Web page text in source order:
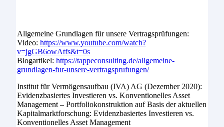
Allgemeine Grundlagen für unsere Vertragsprüfungen:
Video: https://www.youtube.com/watch?
v=jgGB6owAtfs&t=0s
Blogartikel: https://tappeconsulting.de/allgemeine-
grundlagen-fur-unsere-vertragsprufungen/
Institut für Vermögensaufbau (IVA) AG (Dezember 2020):
Evidenzbasiertes Investieren vs. Konventionelles Asset
Management – Portfoliokonstruktion auf Basis der aktuellen
Kapitalmarktforschung: Evidenzbasiertes Investieren vs.
Konventionelles Asset Management